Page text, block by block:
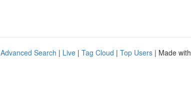
Advanced Search | Live | Tag Cloud | Top Users | Made with